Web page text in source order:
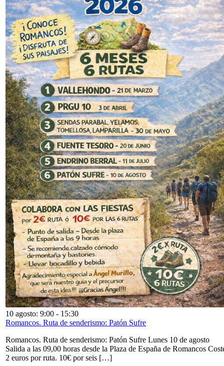
10 agosto: 9:00 - 15:30
Romancos. Ruta de senderismo: Patón Sufre
Romancos. Ruta de senderismo: Patón Sufre Lunes 10 de agosto
Salida a las 09,00 horas desde la Plaza de España de Romancos
2 euros por ruta. 10€ por seis […]